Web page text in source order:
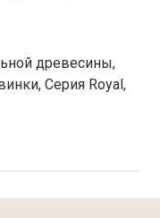
древесины,
,Серия Royal,